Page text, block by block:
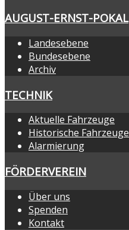
AUGUST-ERNST-POKAL
Landesebene
Bundesebene
Archiv
TECHNIK
Aktuelle Fahrzeuge
Historische Fahrzeuge
Alarmierung
FÖRDERVEREIN
Über uns
Spenden
Kontakt